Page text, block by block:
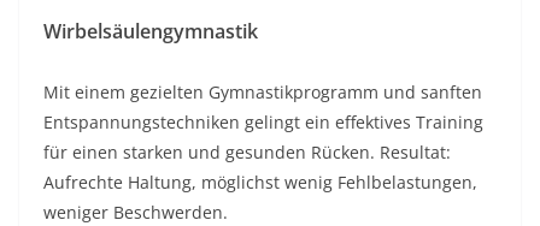
Wirbelsäulengymnastik
Mit einem gezielten Gymnastikprogramm und sanften
Entspannungstechniken gelingt ein effektives Training
für einen starken und gesunden Rücken. Resultat:
Aufrechte Haltung, möglichst wenig Fehlbelastungen,
weniger Beschwerden.